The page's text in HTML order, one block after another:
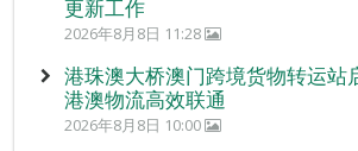
更新工作
2026年8月8日 11:28
港珠澳大桥澳门跨境货物转运站
港澳物流高效联通
2026年8月8日 10:00